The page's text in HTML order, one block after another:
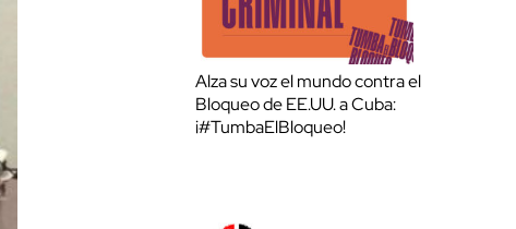
Alza su voz el mundo contra el
Bloqueo de EE.UU. a Cuba:
¡#TumbaElBloqueo!